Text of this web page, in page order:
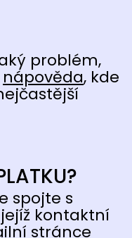
problém,
nápověda, kde
spojte s
kontaktní
stránce